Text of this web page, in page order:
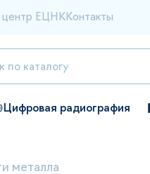
центр ЕЦНК Контакты
Цифровая радиография
металла